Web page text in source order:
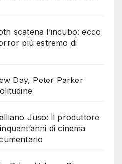
scatena l’incubo: ecco
più estremo di
Day, Peter Parker
Juso: il produttore
di cinema